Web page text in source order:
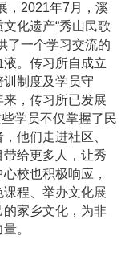
， 2021年7月，溪
化遗产“秀山民歌
了一个学习交流的
。传习所自成立
制度及学员守
，传习所已发展
学员不仅掌握了民
他们走进社区、
给更多人，让秀
校也积极响应，
程、举办文化展
家乡文化，为非
。